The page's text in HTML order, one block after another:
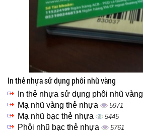
In thẻ nhựa sử dụng phôi nhũ vàng
In thẻ nhựa sử dụng phôi nhũ vàng
Mạ nhũ vàng thẻ nhựa 5971
Mạ nhũ bạc thẻ nhựa 5445
Phôi nhũ bạc thẻ nhựa 5761